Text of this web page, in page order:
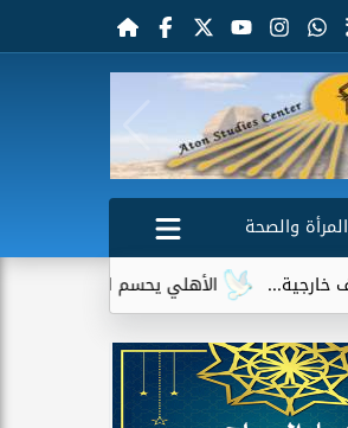
المرأة والصحة
الأهلي يحسم الجدل حول إمام عاشور.. لا